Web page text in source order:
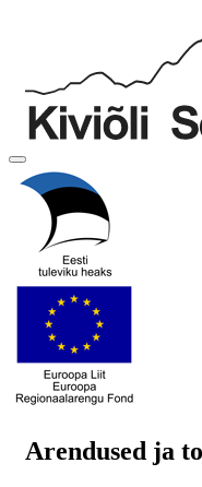
Arendused ja